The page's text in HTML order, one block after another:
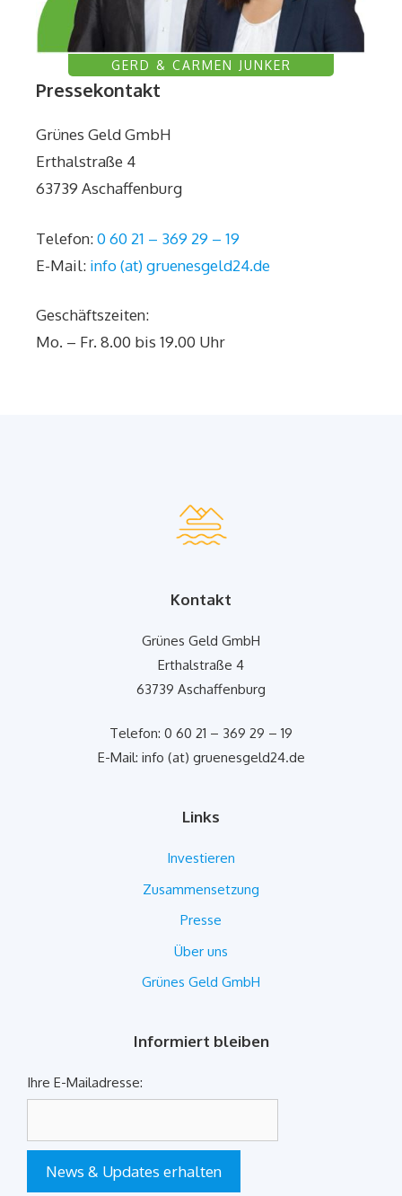
GERD & CARMEN JUNKER
Pressekontakt
Grünes Geld GmbH
Erthalstraße 4
63739 Aschaffenburg
Telefon:0 60 21 – 369 29 – 19
E-Mail: info (at) gruenesgeld24.de
Geschäftszeiten:
Mo. – Fr. 8.00 bis 19.00 Uhr
Kontakt
Grünes Geld GmbH
Erthalstraße 4
63739 Aschaffenburg
Telefon: 0 60 21 – 369 29 – 19
E-Mail: info (at) gruenesgeld24.de
Links
Investieren
Zusammensetzung
Presse
Über uns
Grünes Geld GmbH
Informiert bleiben
Ihre E-Mailadresse:
News & Updates erhalten